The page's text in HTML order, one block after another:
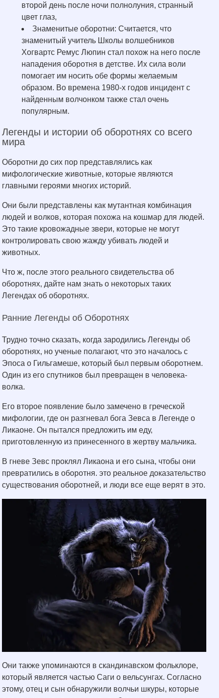
второй день после ночи полнолуния, странный
цвет глаз,
Знаменитые оборотни: Считается, что
знаменитый учитель Школы волшебников
Хогвартс Ремус Люпин стал похож на него после
нападения оборотня в детстве. Их сила воли
помогает им носить обе формы желаемым
образом. Во времена 1980-х годов инцидент с
найденным волчонком также стал очень
популярным.
Легенды и истории об оборотнях со всего
мира
Оборотни до сих пор представлялись как
мифологические животные, которые являются
главными героями многих историй.
Они были представлены как мутантная комбинация
людей и волков, которая похожа на кошмар для людей.
Это такие кровожадные звери, которые не могут
контролировать свою жажду убивать людей и
животных.
Что ж, после этого реального свидетельства об
оборотнях, дайте нам знать о некоторых таких
Легендах об оборотнях.
Ранние Легенды об Оборотнях
Трудно точно сказать, когда зародились Легенды об
оборотнях, но ученые полагают, что это началось с
Эпоса о Гильгамеше, который был первым оборотнем.
Один из его спутников был превращен в человека-
волка.
Его второе появление было замечено в греческой
мифологии, где он разгневал бога Зевса в Легенде о
Ликаоне. Он пытался предложить им еду,
приготовленную из принесенного в жертву мальчика.
В гневе Зевс проклял Ликаона и его сына, чтобы они
превратились в оборотня. это реальное доказательство
существования оборотней, и люди все еще верят в это.
Они также упоминаются в скандинавском фольклоре,
который является частью Саги о вельсунгах. Согласно
этому, отец и сын обнаружили волчьи шкуры, которые